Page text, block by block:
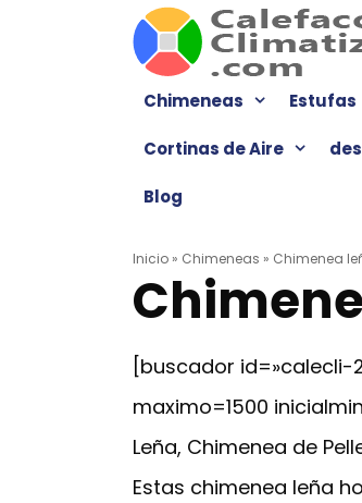
Chimeneas Estufas
Cortinas de Aire
Blog
Inicio » Chimeneas » Chimenea
[buscador id=»calecli-
maximo=1500
Leña, Chimenea de
Estas chimenea leña